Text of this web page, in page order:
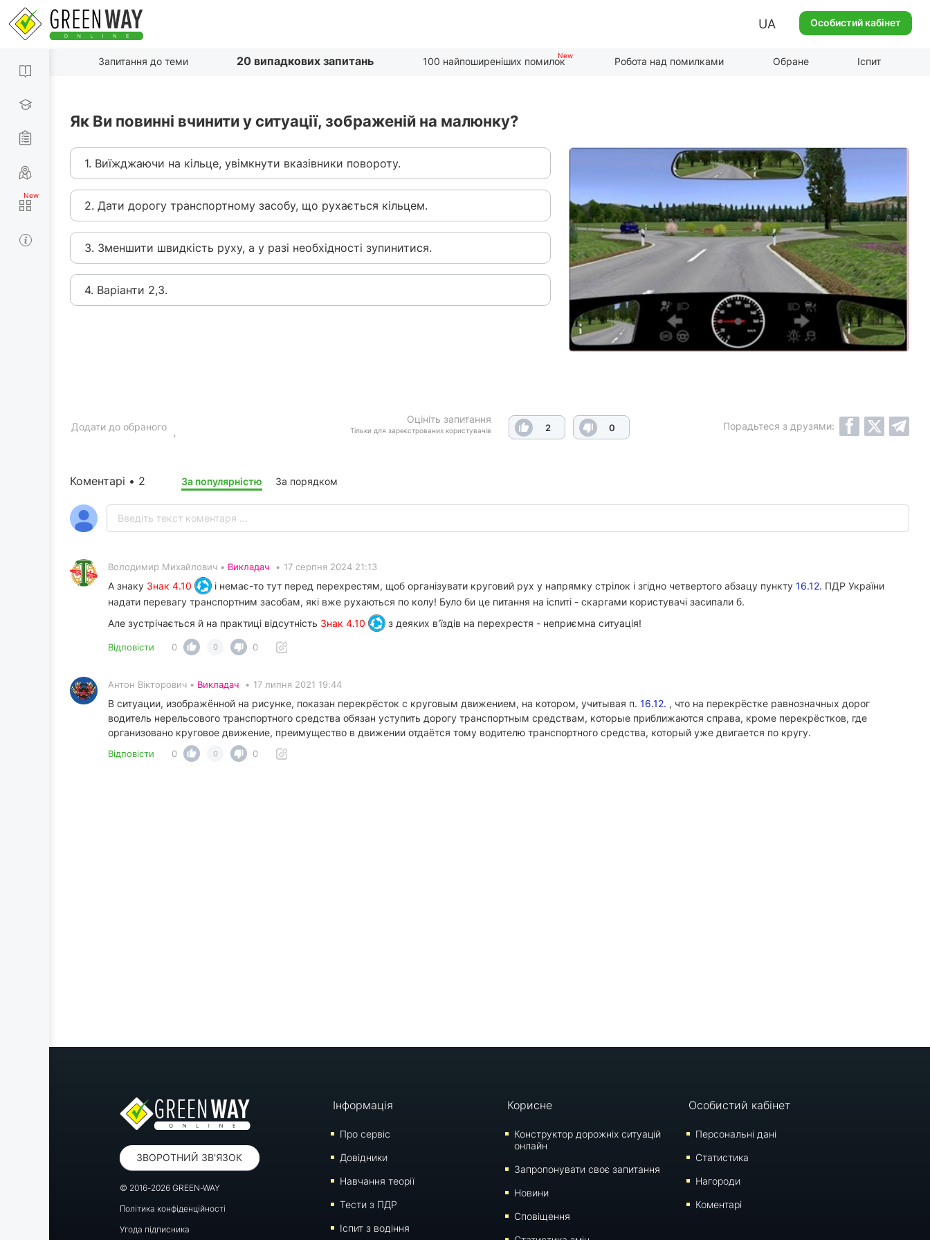
UA Особистий кабінет
Запитання до теми 20 випадкових запитань 100 найпоширеніших помилок Робота над помилками Обране Іспит
Як Ви повинні вчинити у ситуації, зображеній на малюнку?
1. Виїжджаючи на кільце, увімкнути вказівники повороту.
2. Дати дорогу транспортному засобу, що рухається кільцем.
3. Зменшити швидкість руху, а у разі необхідності зупинитися.
4. Варіанти 2,3.
Оцініть запитання
Тільки для зареєстрованих користувачів 2 0
Додати до обраного Порадьтеся з друзями:
Коментарі • 2 За популярністю За порядком
Володимир Михайлович • Викладач • 17 серпня 2024 21:13
А знаку Знак 4.10 і немає-то тут перед перехрестям, щоб організувати круговий рух у напрямку стрілок і згідно четвертого абзацу пункту 16.12. ПДР України
надати перевагу транспортним засобам, які вже рухаються по колу! Було би це питання на іспиті - скаргами користувачі засипали б.
Але зустрічається й на практиці відсутність Знак 4.10 з деяких в'їздів на перехрестя - неприємна ситуація!
Відповісти 0 0 0
Антон Вікторович • Викладач • 17 липня 2021 19:44
В ситуации, изображённой на рисунке, показан перекрёсток с круговым движением, на котором, учитывая п. 16.12. , что на перекрёстке равнозначных дорог
водитель нерельсового транспортного средства обязан уступить дорогу транспортным средствам, которые приближаются справа, кроме перекрёстков, где
организовано круговое движение, преимущество в движении отдаётся тому водителю транспортного средства, который уже двигается по кругу.
Відповісти 0 0 0
ЗВОРОТНИЙ ЗВ'ЯЗОК
© 2016-2026 GREEN-WAY
Політика конфіденційності
Угода підписника
Інформація
Про сервіс
Довідники
Навчання теорії
Тести з ПДР
Iспит з водіння
Корисне
Конструктор дорожніх ситуацій
онлайн
Запропонувати своє запитання
Новини
Сповіщення
Особистий кабінет
Персональні дані
Статистика
Нагороди
Коментарі